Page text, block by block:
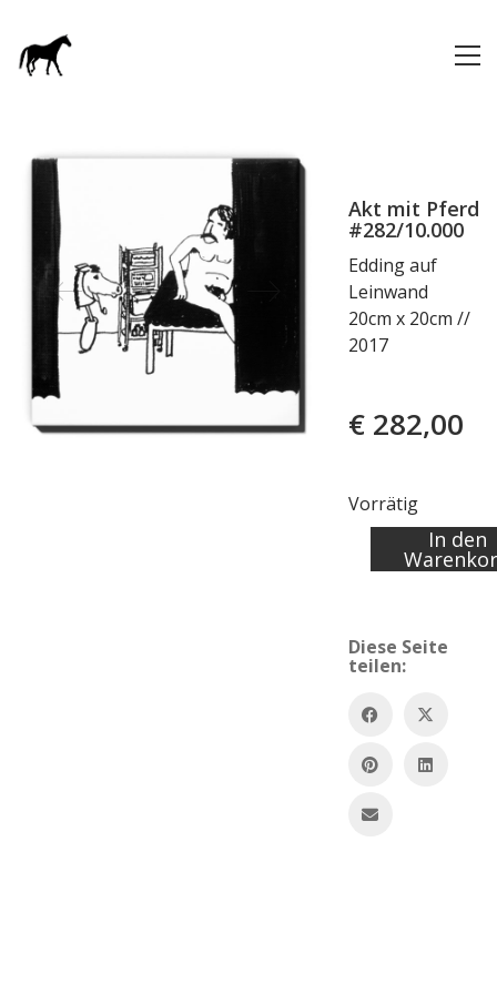
Akt mit Pferd
#282/10.000
Edding auf
Leinwand
20cm x 20cm //
2017
€282,00
Vorrätig
Menge
In den
Diese Seite
teilen: